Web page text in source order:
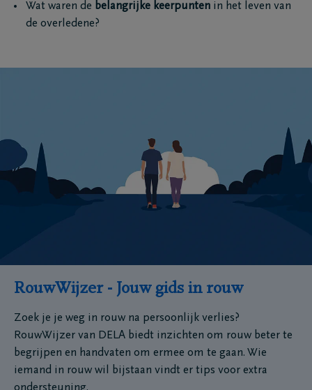
Wat waren de belangrijke keerpunten in het leven van
de overledene?
RouwWijzer - Jouw gids in rouw
Zoek je je weg in rouw na persoonlijk verlies?
RouwWijzer van DELA biedt inzichten om rouw beter te
begrijpen en handvaten om ermee om te gaan. Wie
iemand in rouw wil bijstaan vindt er tips voor extra